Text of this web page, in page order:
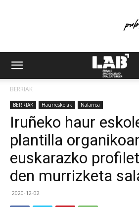
BERRIAK
BERRIAK Haurreskolak Nafarroa
Iruñeko haur
plantilla
euskarazko
den murrizketa
2020-12-02